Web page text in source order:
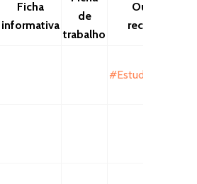
Ficha
informativa
de
trabalho
Outros
recursos
#EstudoEmCasa